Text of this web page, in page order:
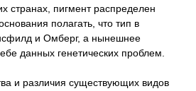
странах, пигмент распределен
полагать, что тип в
и Омберг, а нынешнее
данных генетических проблем.
и различия существующих видов